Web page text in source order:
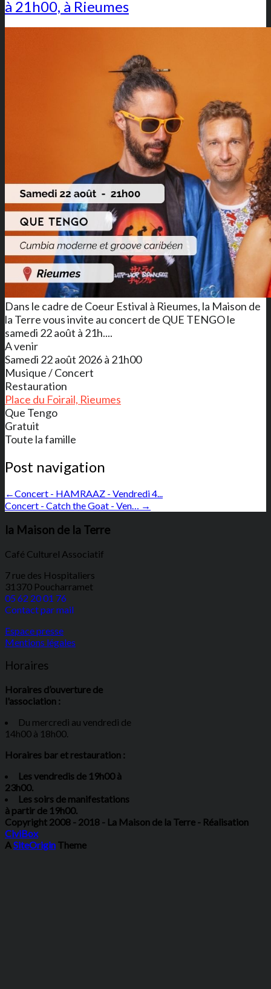
à 21h00, à Rieumes
Dans le cadre de Coeur Estival à Rieumes, la Maison de
la Terre vous invite au concert de QUE TENGO le
samedi 22 août à 21h....
A venir
Samedi 22 août 2026 à 21h00
Musique / Concert
Restauration
Place du Foirail, Rieumes
Que Tengo
Gratuit
Toute la famille
Post navigation
←Concert - HAMRAAZ - Vendredi 4...
Concert - Catch the Goat - Ven… →
la Maison de la Terre
Café Culturel Associatif
7 rue des Hospitaliers
31370 Poucharramet
05 62 20 01 76
Contact par mail
Espace presse
Mentions légales
Horaires
Horaires d’ouverture de
l'association :
Du mercredi au vendredi de
14h00 à 18h00.
Horaires bar et restauration :
Les vendredis de 19h00 à
23h00.
Les soirs de manifestations
à partir de 19h00.
Copyright 2008 - 2018 - La Maison de la Terre - Réalisation
CiviBox
ASiteOrigin Theme